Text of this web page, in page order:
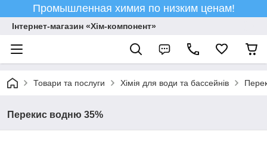
Промышленная химия по низким ценам!
Інтернет-магазин «Хім-компонент»
Товари та послуги Хімія для води та бассейнів
Перекис водню 35%